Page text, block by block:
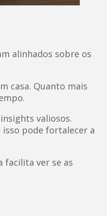
alinhados sobre os
casa. Quanto mais
valiosos.
pode fortalecer a
facilita ver se as